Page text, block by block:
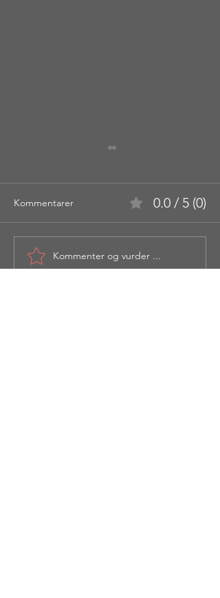
Sukkertoppen 314 moh -
Ålesund
Kommentarer 0.0 / 5 (0)
Kommenter og vurder ...